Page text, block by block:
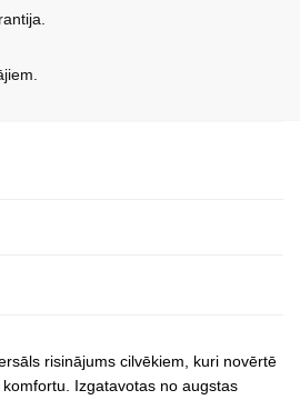
risinājums cilvēkiem, kuri novērtē
Izgatavotas no augstas